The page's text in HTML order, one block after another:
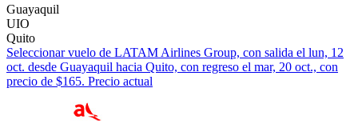
Guayaquil
UIO
Quito
Seleccionar vuelo de LATAM Airlines Group, con salida el lun, 12
oct. desde Guayaquil hacia Quito, con regreso el mar, 20 oct., con
precio de $165. Precio actual